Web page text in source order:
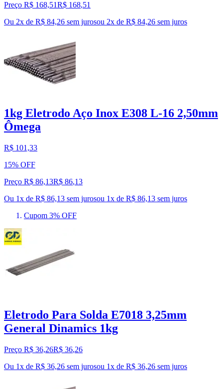
Preço R$ 168,51R$ 168,51
Ou 2x de R$ 84,26 sem jurosou 2x de R$ 84,26 sem juros
1kg Eletrodo Aço Inox E308 L-16 2,50mm
Ômega
R$ 101,33
15% OFF
Preço R$ 86,13R$ 86,13
Ou 1x de R$ 86,13 sem jurosou 1x de R$ 86,13 sem juros
Cupom 3% OFF
Eletrodo Para Solda E7018 3,25mm
General Dinamics 1kg
Preço R$ 36,26R$ 36,26
Ou 1x de R$ 36,26 sem jurosou 1x de R$ 36,26 sem juros